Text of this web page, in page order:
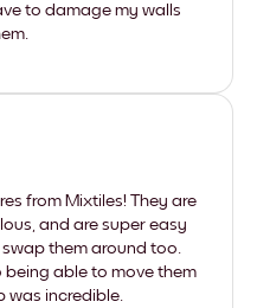
to damage my walls
from Mixtiles! They are
and are super easy
them around too.
being able to move them
was incredible.